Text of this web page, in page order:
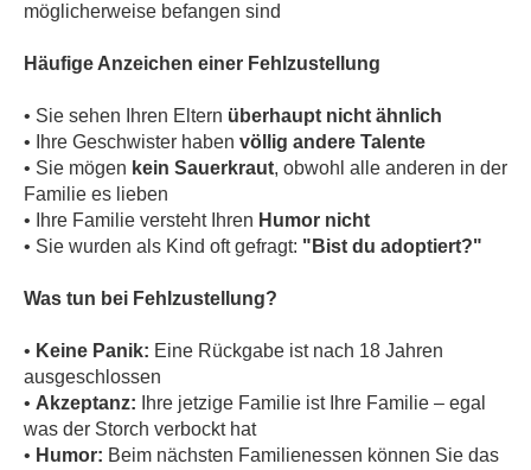
möglicherweise befangen sind
Häufige Anzeichen einer Fehlzustellung
• Sie sehen Ihren Eltern überhaupt nicht ähnlich
• Ihre Geschwister haben völlig andere Talente
• Sie mögen kein Sauerkraut, obwohl alle anderen in der
Familie es lieben
• Ihre Familie versteht Ihren Humor nicht
• Sie wurden als Kind oft gefragt: "Bist du adoptiert?"
Was tun bei Fehlzustellung?
• Keine Panik: Eine Rückgabe ist nach 18 Jahren
ausgeschlossen
• Akzeptanz: Ihre jetzige Familie ist Ihre Familie – egal
was der Storch verbockt hat
• Humor: Beim nächsten Familienessen können Sie das